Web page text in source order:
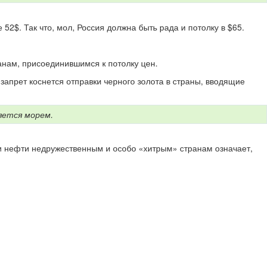
Так что, мол, Россия должна быть рада и потолку в $65.
присоединившимся к потолку цен.
коснется отправки черного золота в страны, вводящие
морем.
недружественным и особо «хитрым» странам означает,